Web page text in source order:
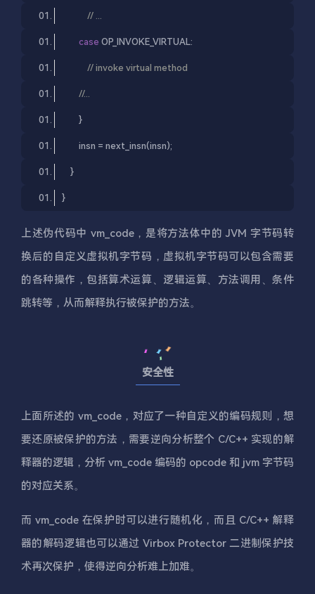
// ...
case OP_INVOKE_VIRTUAL:
// invoke virtual method
//...
}
insn = next_insn(insn);
}
}
上述伪代码中 vm_code，是将方法体中的 JVM 字节码转
换后的自定义虚拟机字节码，虚拟机字节码可以包含需要
的各种操作，包括算术运算、逻辑运算、方法调用、条件
跳转等，从而解释执行被保护的方法。
安全性
上面所述的 vm_code，对应了一种自定义的编码规则，想
要还原被保护的方法，需要逆向分析整个 C/C++ 实现的解
释器的逻辑，分析 vm_code 编码的 opcode 和 jvm 字节码
的对应关系。
而 vm_code 在保护时可以进行随机化，而且 C/C++ 解释
器的解码逻辑也可以通过 Virbox Protector 二进制保护技
术再次保护，使得逆向分析难上加难。